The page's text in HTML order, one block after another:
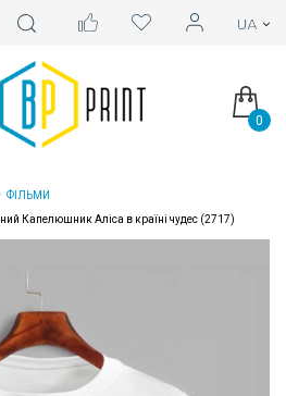
0
ФІЛЬМИ
Капелюшник Аліса в країні чудес (2717)